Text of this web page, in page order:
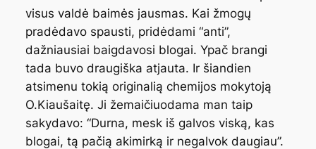
visus valdė baimės jausmas. Kai žmogų
pradėdavo spausti, pridėdami “anti”,
dažniausiai baigdavosi blogai. Ypač brangi
tada buvo draugiška atjauta. Ir šiandien
atsimenu tokią originalią chemijos mokytoją
O.Kiaušaitę. Ji žemaičiuodama man taip
sakydavo: “Durna, mesk iš galvos viską, kas
blogai, tą pačią akimirką ir negalvok daugiau”.